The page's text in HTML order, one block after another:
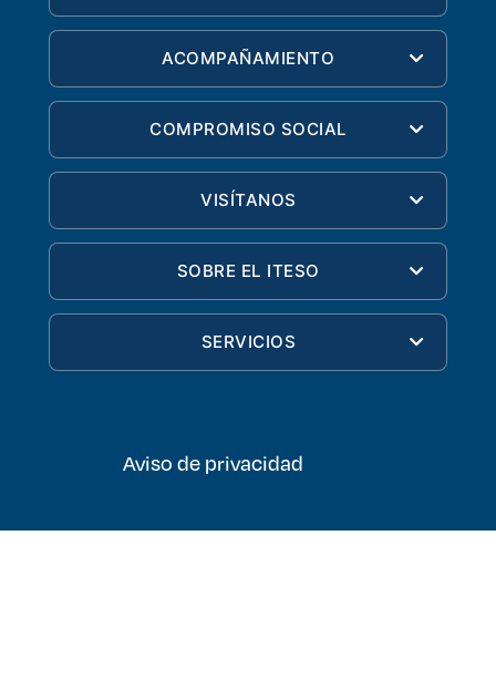
ACOMPAÑAMIENTO
COMPROMISO SOCIAL
VISÍTANOS
SOBRE EL ITESO
SERVICIOS
Aviso de privacidad